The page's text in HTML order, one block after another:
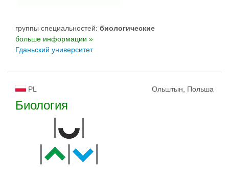
группы специальностей: биологическиe
больше информации »
Гданьский университет
PL Ольштын, Польша
Биология